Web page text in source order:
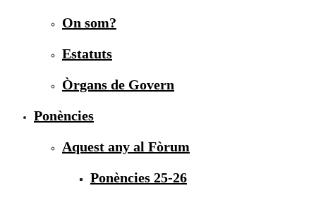
On som?
Estatuts
Òrgans de Govern
Ponències
Aquest any al Fòrum
Ponències 25-26